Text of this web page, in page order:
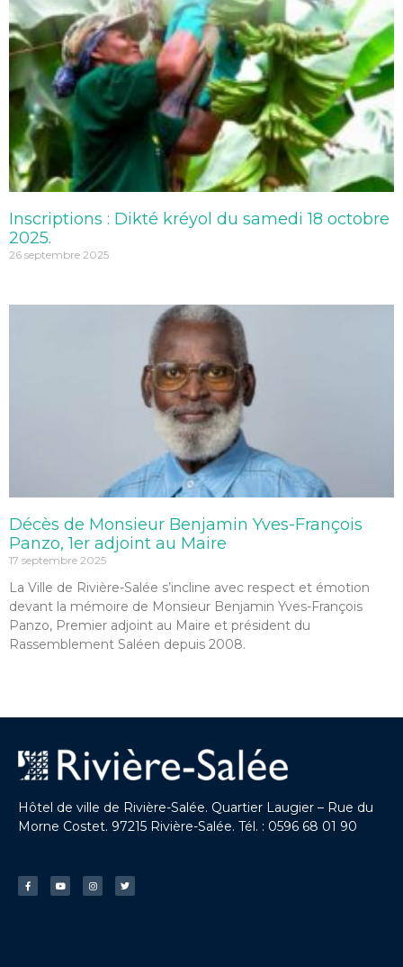
Inscriptions : Dikté kréyol du samedi 18 octobre
2025.
26 septembre 2025
Décès de Monsieur Benjamin Yves-François
Panzo, 1er adjoint au Maire
17 septembre 2025
La Ville de Rivière-Salée s’incline avec respect et émotion
devant la mémoire de Monsieur Benjamin Yves-François
Panzo, Premier adjoint au Maire et président du
Rassemblement Saléen depuis 2008.
Hôtel de ville de Rivière-Salée. Quartier Laugier – Rue du
Morne Costet. 97215 Rivière-Salée. Tél. : 0596 68 01 90